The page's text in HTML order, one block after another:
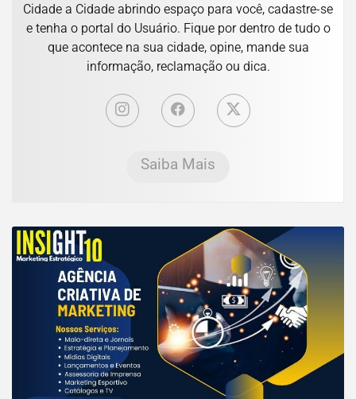
Cidade a Cidade abrindo espaço para você, cadastre-se
e tenha o portal do Usuário. Fique por dentro de tudo o
que acontece na sua cidade, opine, mande sua
informação, reclamação ou dica.
Saiba Mais